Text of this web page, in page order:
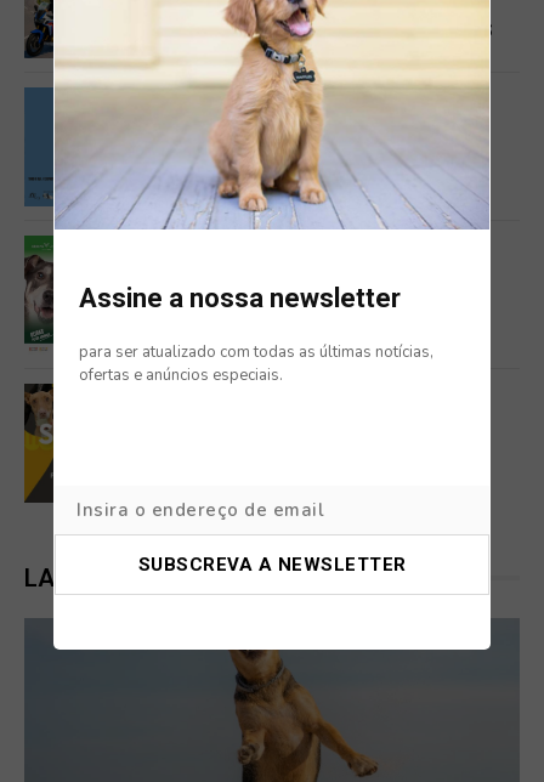
PET FRIENDLY COM NOVAS
EXPERIÊNCIAS PARA CÃES E TUTORES
EVENTOS
SANTARÉM RECEBE O II FESTIVAL DO
CÃO
FESTA ANIMAL 2026 EM MIRAFLORES
LATEST POSTS
Assine a nossa newsletter
para ser atualizado com todas as últimas notícias,
ofertas e anúncios especiais.